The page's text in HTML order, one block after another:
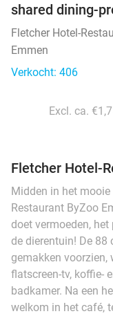
shared dining-
Fletcher Hotel-
Emmen
Verkocht: 406
Excl. ca.
Fletcher Hotel-
Midden in het
Restaurant ByZoo
doet vermoeden,
de dierentuin! De
gemakken voorzien,
flatscreen-tv, koffie-
badkamer. Na een
welkom in het café,